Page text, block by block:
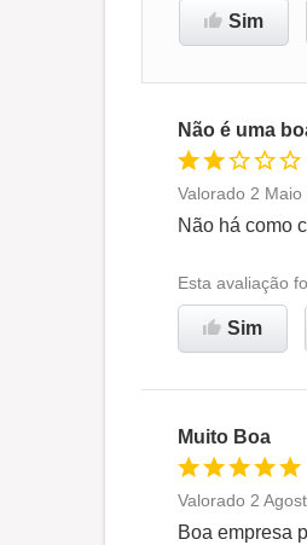
Sim
Não é uma
Ambiente de
Não
Valorado 2
Não há como
Esta avaliação
Sim
Muito Boa
Valorado 2
Boa empresa